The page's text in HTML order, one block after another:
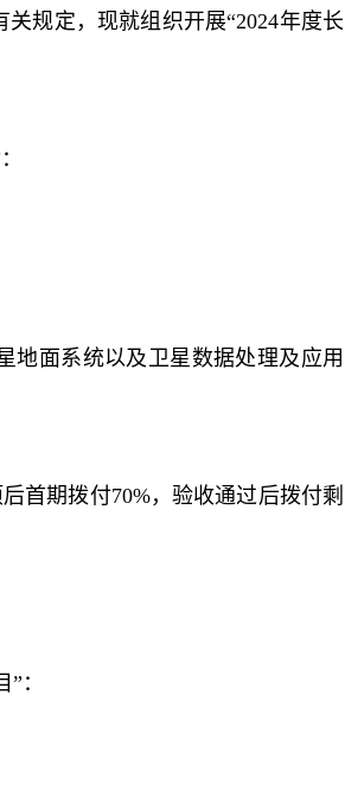
规定，现就组织开展“2024年度长
地面系统以及卫星数据处理及应用
首期拨付70%，验收通过后拨付剩
：